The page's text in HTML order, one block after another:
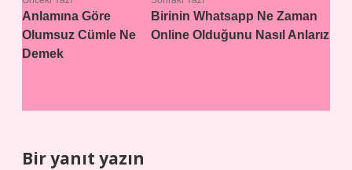
Anlamına Göre
Olumsuz Cümle Ne
Demek
Birinin Whatsapp Ne Zaman
Online Olduğunu Nasıl Anlarız
Bir yanıt yazın